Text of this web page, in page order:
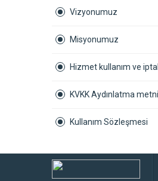
Vizyonumuz
Misyonumuz
Hizmet kullanım ve
KVKK Aydınlatma metni
Kullanım Sözleşmesi